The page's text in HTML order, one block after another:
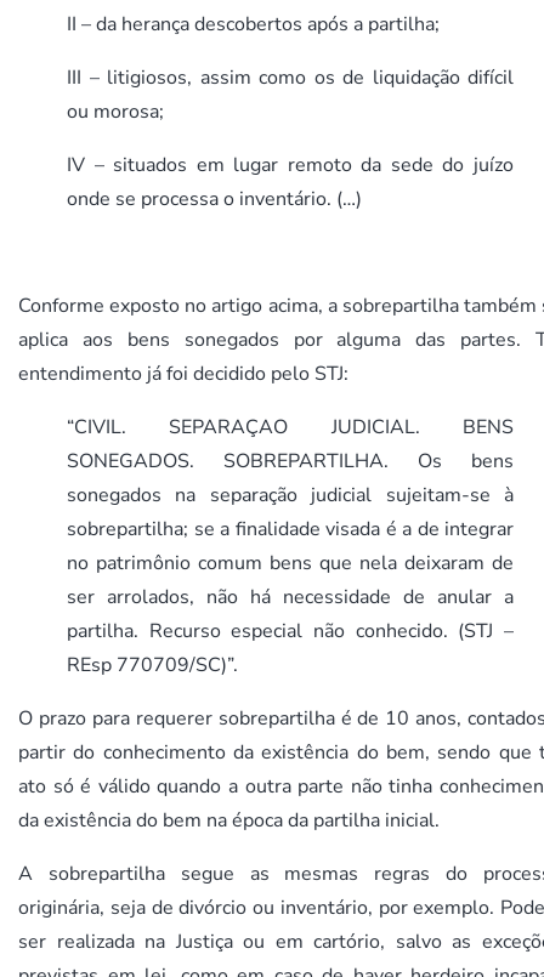
II – da herança descobertos após a partilha;
III – litigiosos, assim como os de liquidação difícil
ou morosa;
IV – situados em lugar remoto da sede do juízo
onde se processa o inventário. (…)
Conforme exposto no artigo acima, a sobrepartilha também
aplica aos bens sonegados por alguma das partes.
entendimento já foi decidido pelo STJ:
“CIVIL. SEPARAÇAO JUDICIAL. BENS
SONEGADOS. SOBREPARTILHA. Os bens
sonegados na separação judicial sujeitam-se à
sobrepartilha; se a finalidade visada é a de integrar
no patrimônio comum bens que nela deixaram de
ser arrolados, não há necessidade de anular a
partilha. Recurso especial não conhecido. (STJ –
REsp 770709/SC)”.
O prazo para requerer sobrepartilha é de 10 anos,
partir do conhecimento da existência do bem, sendo que
ato só é válido quando a outra parte não tinha
da existência do bem na época da partilha inicial.
A sobrepartilha segue as mesmas regras do
originária, seja de divórcio ou inventário, por exemplo.
ser realizada na Justiça ou em cartório, salvo as